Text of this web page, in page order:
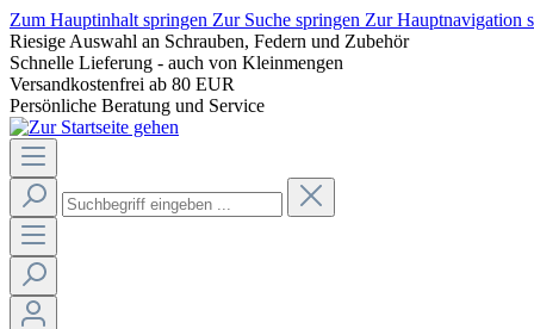
Zum Hauptinhalt springen Zur Suche springen Zur Hauptnavigation
Riesige Auswahl an Schrauben, Federn und Zubehör
Schnelle Lieferung - auch von Kleinmengen
Versandkostenfrei ab 80 EUR
Persönliche Beratung und Service